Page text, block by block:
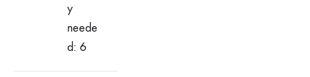
y
neede
d: 6